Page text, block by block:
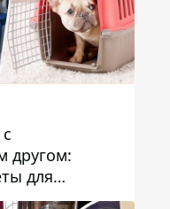
другом:
для